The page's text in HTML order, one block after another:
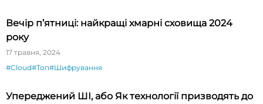
Вечір п’ятниці: найкращі хмарні сховища 2024
року
17 травня, 2024
#Cloud#Топ#Шифрування
Упереджений ШІ, або Як технології призводять до